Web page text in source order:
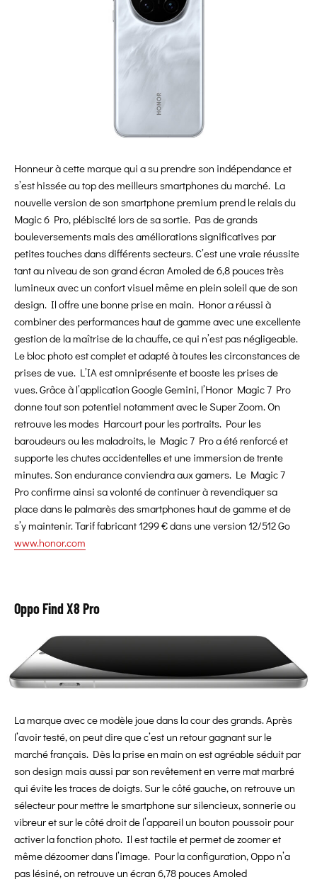
Honneur à cette marque qui a su prendre son indépendance et
s’est hissée au top des meilleurs smartphones du marché. La
nouvelle version de son smartphone premium prend le relais du
Magic 6 Pro, plébiscité lors de sa sortie. Pas de grands
bouleversements mais des améliorations significatives par
petites touches dans différents secteurs. C’est une vraie réussite
tant au niveau de son grand écran Amoled de 6,8 pouces très
lumineux avec un confort visuel même en plein soleil que de son
design. Il offre une bonne prise en main. Honor a réussi à
combiner des performances haut de gamme avec une excellente
gestion de la maîtrise de la chauffe, ce qui n’est pas négligeable.
Le bloc photo est complet et adapté à toutes les circonstances de
prises de vue. L’IA est omniprésente et booste les prises de
vues. Grâce à l’application Google Gemini, l’Honor Magic 7 Pro
donne tout son potentiel notamment avec le Super Zoom. On
retrouve les modes Harcourt pour les portraits. Pour les
baroudeurs ou les maladroits, le Magic 7 Pro a été renforcé et
supporte les chutes accidentelles et une immersion de trente
minutes. Son endurance conviendra aux gamers. Le Magic 7
Pro confirme ainsi sa volonté de continuer à revendiquer sa
place dans le palmarès des smartphones haut de gamme et de
s’y maintenir. Tarif fabricant 1299 € dans une version 12/512 Go
www.honor.com
Oppo Find X8 Pro
La marque avec ce modèle joue dans la cour des grands. Après
l’avoir testé, on peut dire que c’est un retour gagnant sur le
marché français. Dès la prise en main on est agréable séduit par
son design mais aussi par son revêtement en verre mat marbré
qui évite les traces de doigts. Sur le côté gauche, on retrouve un
sélecteur pour mettre le smartphone sur silencieux, sonnerie ou
vibreur et sur le côté droit de l’appareil un bouton poussoir pour
activer la fonction photo. Il est tactile et permet de zoomer et
même dézoomer dans l’image. Pour la configuration, Oppo n’a
pas lésiné, on retrouve un écran 6,78 pouces Amoled